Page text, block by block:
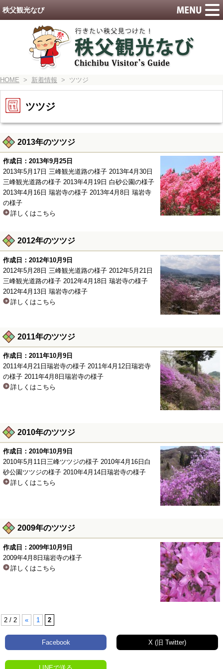
HOME > 新着情報 > ツツジ
ツツジ
2013年のツツジ
作成日：2013年9月25日
2013年5月17日 三峰観光道路の様子 2013年4月30日
三峰観光道路の様子 2013年4月19日 白砂公園の様子
2013年4月16日 瑞岩寺の様子 2013年4月8日 瑞岩寺
の様子
詳しくはこちら
2012年のツツジ
作成日：2012年10月9日
2012年5月28日 三峰観光道路の様子 2012年5月21日
三峰観光道路の様子 2012年4月18日 瑞岩寺の様子
2012年4月13日 瑞岩寺の様子
詳しくはこちら
2011年のツツジ
作成日：2011年10月9日
2011年4月21日瑞岩寺の様子 2011年4月12日瑞岩寺
の様子 2011年4月8日瑞岩寺の様子
詳しくはこちら
2010年のツツジ
作成日：2010年10月9日
2010年5月11日三峰ツツジの様子 2010年4月16日白
砂公園ツツジの様子 2010年4月14日瑞岩寺の様子
詳しくはこちら
2009年のツツジ
作成日：2009年10月9日
2009年4月8日瑞岩寺の様子
詳しくはこちら
2 / 2 « 1 2
Facebook X (旧 Twitter)
秩父観光なび